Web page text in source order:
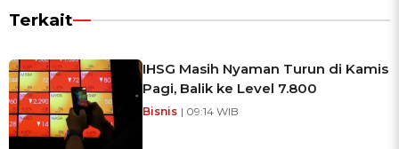
Terkait
IHSG Masih Nyaman Turun di Kamis
Pagi, Balik ke Level 7.800
Bisnis | 09:14 WIB